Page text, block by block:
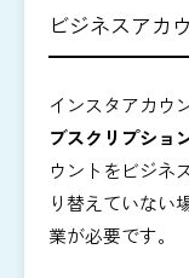
ビジネスアカ
インスタアカウ
ブスクリプショ
ウントをビジネ
り替えていない
業が必要です。